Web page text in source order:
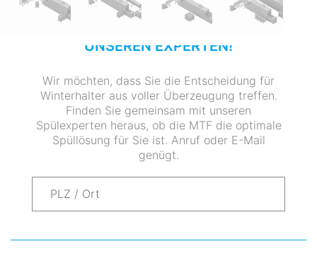
SPRECHEN SIE DIREKT MIT
UNSEREN EXPERTEN!
Wir möchten, dass Sie die Entscheidung für
Winterhalter aus voller Überzeugung treffen.
Finden Sie gemeinsam mit unseren
Spülexperten heraus, ob die MTF die optimale
Spüllösung für Sie ist. Anruf oder E-Mail
genügt.